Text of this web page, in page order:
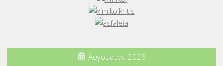
Αύγουστος 2026